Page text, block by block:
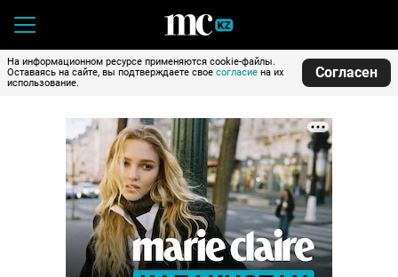
На информационном ресурсе применяются cookie-файлы.
Оставаясь на сайте, вы подтверждаете свое согласие на их
использование.
Согласен